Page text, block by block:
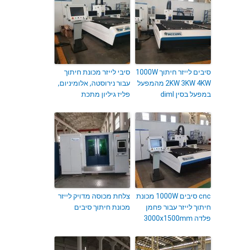
סיבים לייזר חיתוך 1000W
2KW 3KW 4KW מהמפעל
במפעל בסין diml
סיבי לייזר מכונת חיתוך
עבור נירוסטה, אלומיניום,
פליז גיליון מתכת
cnc סיבים 1000W מכונת
חיתוך לייזר עבור פחמן
פלדה 3000x1500mm
צלחת מכוסה מדויק לייזר
מכונת חיתוך סיבים